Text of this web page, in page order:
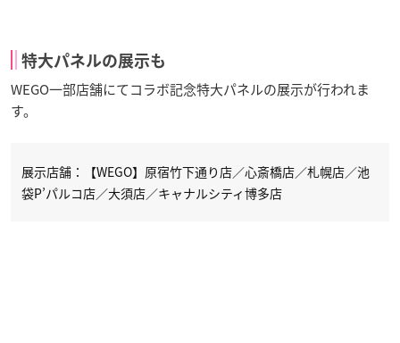
特大パネルの展示も
WEGO一部店舗にてコラボ記念特大パネルの展示が行われま
す。
展示店舗：【WEGO】原宿竹下通り店／心斎橋店／札幌店／池
袋P’パルコ店／大須店／キャナルシティ博多店